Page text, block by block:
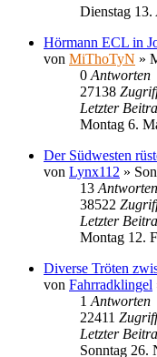
Dienstag 13.
Hörmann ECL in
von MiThoTyN »
0 Antworten
27138
Letzter
Montag 6.
Der Südwesten
von Lynx112 »
13 Antworten
38522
Letzter
Montag 12.
Diverse Tröten
von Fahrradklingel
1 Antworten
22411
Letzter
Sonntag 26.